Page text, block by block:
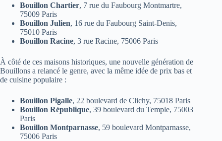
Bouillon Chartier, 7 rue du Faubourg Montmartre,
75009 Paris
Bouillon Julien, 16 rue du Faubourg Saint-Denis,
75010 Paris
Bouillon Racine, 3 rue Racine, 75006 Paris
À côté de ces maisons historiques, une nouvelle génération de
Bouillons a relancé le genre, avec la même idée de prix bas et
de cuisine populaire :
Bouillon Pigalle, 22 boulevard de Clichy, 75018 Paris
Bouillon République, 39 boulevard du Temple, 75003
Paris
Bouillon Montparnasse, 59 boulevard Montparnasse,
75006 Paris